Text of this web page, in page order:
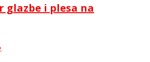
glazbe i plesa na